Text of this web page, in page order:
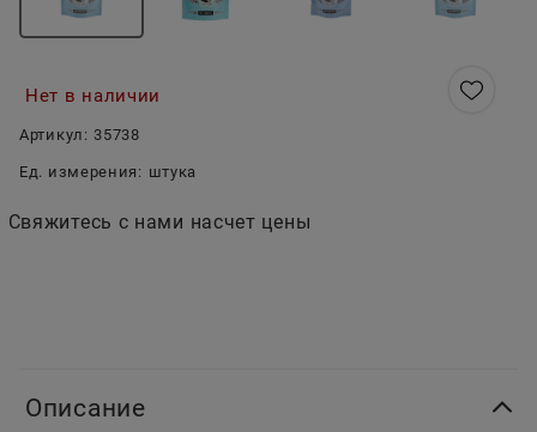
Нет в наличии
Артикул: 35738
Ед. измерения: штука
Свяжитесь с нами насчет цены
Описание